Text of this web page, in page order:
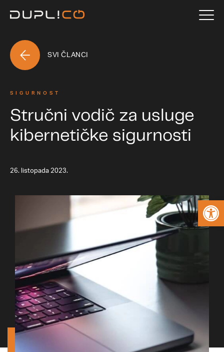
SVI ČLANCI
SIGURNOST
Stručni vodič za usluge
kibernetičke sigurnosti
26. listopada 2023.